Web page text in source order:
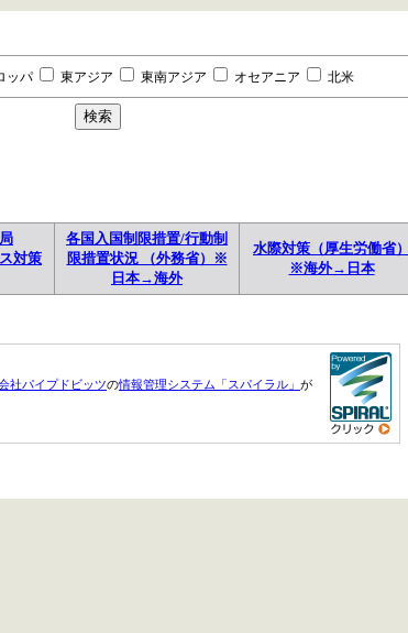
ッパ 東アジア 東南アジア オセアニア 北米
対策
各国入国制限措置/行動制
限措置状況 （外務省）※
日本→海外
水際対策（厚生労働省）
※海外→日本
社パイプドビッツの情報管理システム「スパイラル」 が